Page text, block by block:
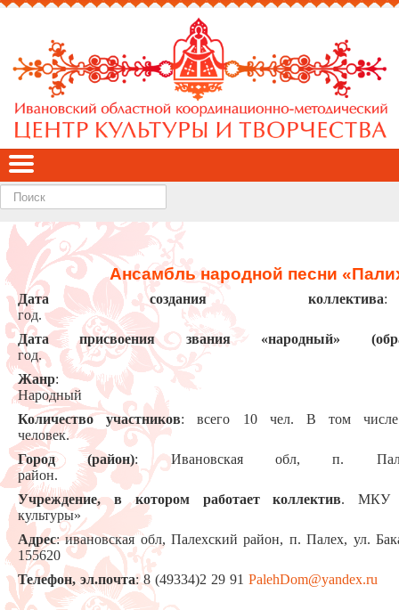
Найти
Ансамбль народной песни
Дата создания коллектива
Дата присвоения звания «народный»
год.
Жанр:
Количество участников: всего 10 чел. В том
человек.
Город (район): Ивановская обл, п.
район.
Учреждение, в котором работает коллектив. МКУ
культуры»
Адрес: ивановская обл, Палехский район, п. Палех, ул.
155620
Телефон, эл.почта: 8 (49334)2 29 91PalehDom@yandex.ru